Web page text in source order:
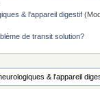
& l'appareil digestif
de transit solution?